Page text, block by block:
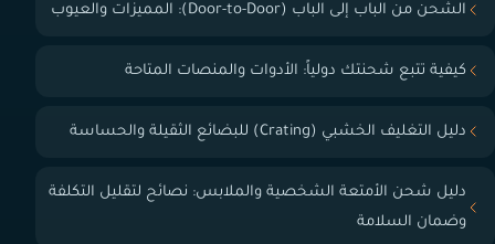
الشحن من الباب إلى الباب (Door-to-Door): المميزات والعيوب
كيفية تتبع شحنتك دولياً: الأدوات والمنصات المتاحة
دليل التغليف الخشبي (Crating) للبضائع الثقيلة والحساسة
دليل شحن الأمتعة الشخصية والملابس: نصائح لتقليل التكلفة
وضمان السلامة